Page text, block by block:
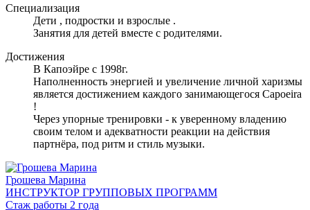
Специализация
Дети , подростки и взрослые .
Занятия для детей вместе с родителями.
Достижения
В Капоэйре с 1998г.
Наполненность энергией и увеличение личной харизмы
является достижением каждого занимающегося Capoeira
!
Через упорные тренировки - к уверенному владению
своим телом и адекватности реакции на действия
партнёра, под ритм и стиль музыки.
Грошева Марина
ИНСТРУКТОР ГРУППОВЫХ ПРОГРАММ
Стаж работы 2 года